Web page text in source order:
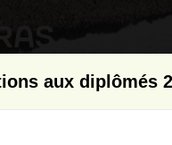
aux diplômés